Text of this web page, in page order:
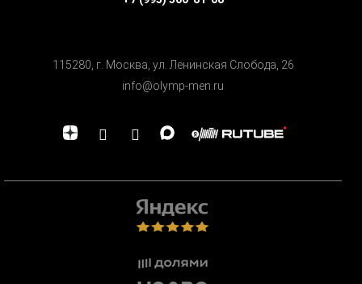
115280, г. Москва, ул. Ленинская Cлобода, 26
info@olymp-men.ru